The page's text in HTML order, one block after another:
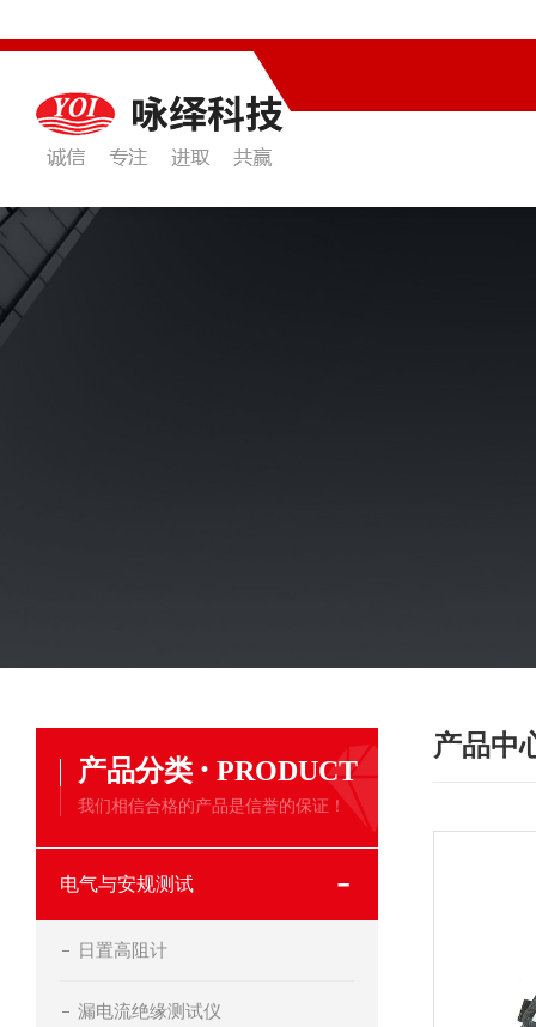
产品分类 · PRODUCT
我们相信合格的产品是信誉的保证！
电气与安规测试
日置高阻计
漏电流绝缘测试仪
产品中